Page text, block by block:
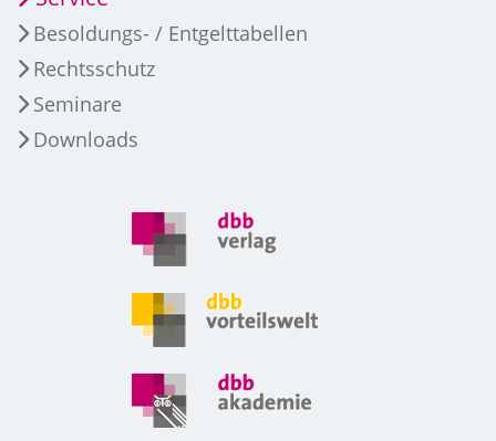
Besoldungs- / Entgelttabellen
Rechtsschutz
Seminare
Downloads